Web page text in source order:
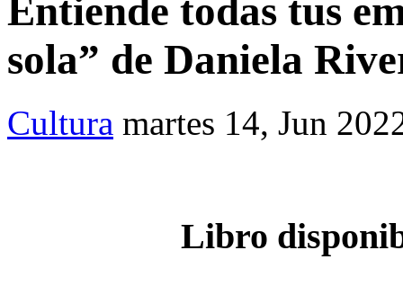
Entiende todas tus
sola” de Daniela
Cultura martes 14, Jun
Libro